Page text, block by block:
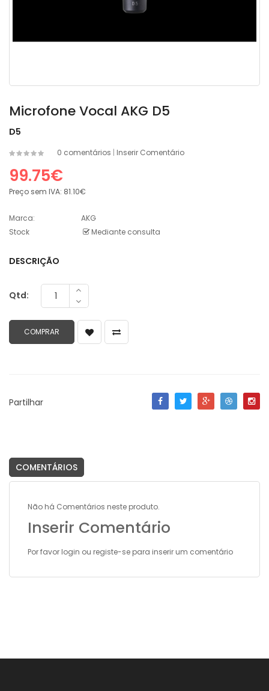
Microfone Vocal AKG D5
D5
0 comentários | Inserir Comentário
99.75€
Preço sem IVA: 81.10€
Marca:
AKG
Stock
Mediante consulta
DESCRIÇÃO
Qtd:
Partilhar
COMENTÁRIOS
Não há Comentários neste produto.
Inserir Comentário
Por favor login ou registe-se para inserir um comentário